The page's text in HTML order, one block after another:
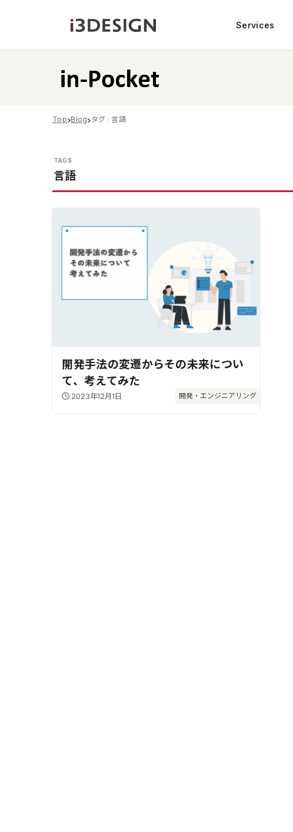
Services
Top Blog タグ : 言語
言語
開発・エンジニアリング
開発手法の変遷からその未来につい
て、考えてみた
2023年12月1日